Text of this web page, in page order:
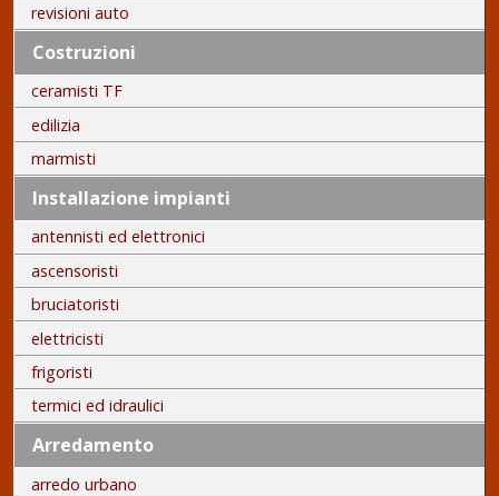
revisioni auto
Costruzioni
ceramisti TF
edilizia
marmisti
Installazione impianti
antennisti ed elettronici
ascensoristi
bruciatoristi
elettricisti
frigoristi
termici ed idraulici
Arredamento
arredo urbano